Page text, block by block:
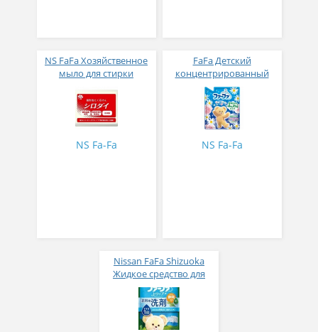
NS FaFa Хозяйственное
мыло для стирки
носков 150 г
NS Fa-Fa
FaFa Детский
концентрированный
кондиционер для белья
с цветочным ароматом
Прикосновение облака
1650 мл
NS Fa-Fa
Nissan FaFa Shizuoka
Жидкое средство для
стирки белья (с
антибактериальным
эффектом и ароматом
зеленого чая) 720мл